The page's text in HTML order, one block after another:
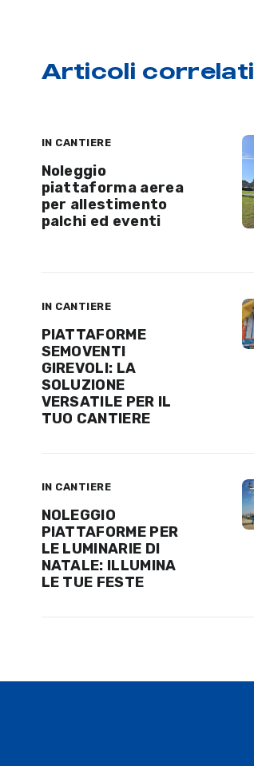
Articoli correlati
IN CANTIERE
Noleggio
piattaforma aerea
per allestimento
palchi ed eventi
IN CANTIERE
PIATTAFORME
SEMOVENTI
GIREVOLI: LA
SOLUZIONE
VERSATILE PER IL
TUO CANTIERE
IN CANTIERE
NOLEGGIO
PIATTAFORME PER
LE LUMINARIE DI
NATALE: ILLUMINA
LE TUE FESTE